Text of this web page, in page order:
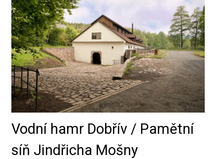
Vodní hamr Dobřív / Pamětní
síň Jindřicha Mošny